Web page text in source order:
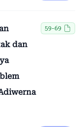
dan
59-69